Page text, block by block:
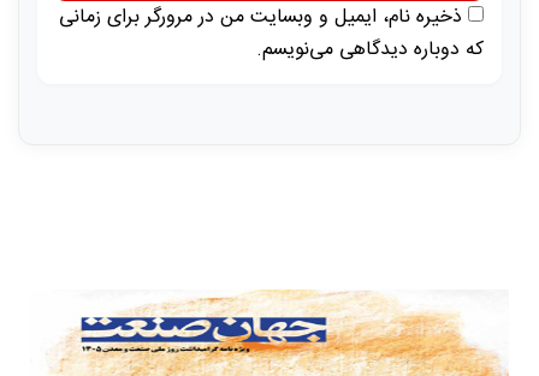
ذخیره نام، ایمیل و وبسایت من در مرورگر برای زمانی
که دوباره دیدگاهی می‌نویسم.